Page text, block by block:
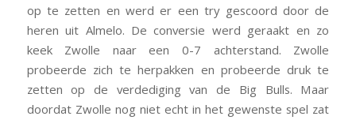
op te zetten en werd er een try gescoord door de
heren uit Almelo. De conversie werd geraakt en zo
keek Zwolle naar een 0-7 achterstand. Zwolle
probeerde zich te herpakken en probeerde druk te
zetten op de verdediging van de Big Bulls. Maar
doordat Zwolle nog niet echt in het gewenste spel zat